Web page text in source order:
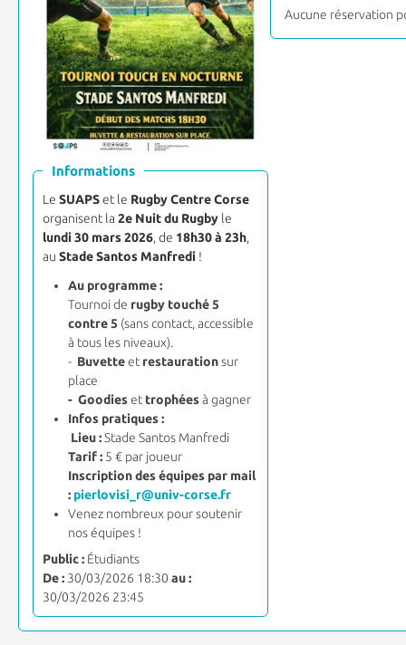
Informations
Le SUAPSet le Rugby Centre Corse
organisent la 2e Nuit du Rugbyle
lundi 30 mars 2026, de 18h30 à 23h,
au Stade Santos Manfredi!
Au programme :
Tournoi de rugby touché 5
contre 5 (sans contact, accessible
à tous les niveaux).
- Buvetteet restaurationsur
place
- Goodieset trophéesà gagner
Infos pratiques :
Lieu :Stade Santos Manfredi
Tarif :5 € par joueur
Inscription des équipes par mail
: pierlovisi_r@univ-corse.fr
Venez nombreux pour soutenir
nos équipes !
Public :Étudiants
De :30/03/2026 18:30 au :
30/03/2026 23:45
Aucune réservation